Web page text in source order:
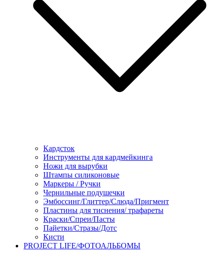
Кардсток
Инструменты для кардмейкинга
Ножи для вырубки
Штампы силиконовые
Маркеры / Ручки
Чернильные подушечки
Эмбоссинг/Глиттер/Слюда/Пригмент
Пластины для тиснения/ трафареты
Краски/Спреи/Пасты
Пайетки/Стразы/Дотс
Кисти
PROJECT LIFE/ФОТОАЛЬБОМЫ